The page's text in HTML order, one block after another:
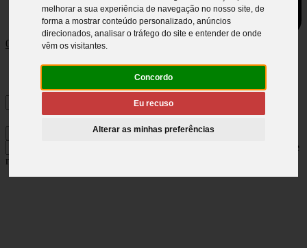
melhorar a sua experiência de navegação no nosso site, de
forma a mostrar conteúdo personalizado, anúncios
direcionados, analisar o tráfego do site e entender de onde
vêm os visitantes.
Concordo
Eu recuso
Alterar as minhas preferências
0
Carregue no ENTER para pesquisar e
no ESC para fechar